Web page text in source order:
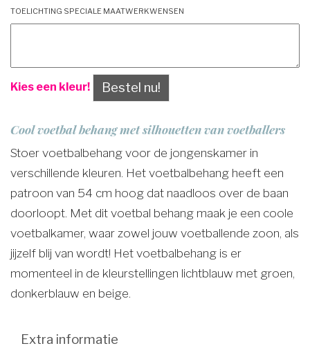
Toelichting speciale maatwerkwensen
Kies een kleur! Bestel nu!
Cool voetbal behang met silhouetten van voetballers
Stoer voetbalbehang voor de jongenskamer in
verschillende kleuren. Het voetbalbehang heeft een
patroon van 54 cm hoog dat naadloos over de baan
doorloopt. Met dit voetbal behang maak je een coole
voetbalkamer, waar zowel jouw voetballende zoon, als
jijzelf blij van wordt! Het voetbalbehang is er
momenteel in de kleurstellingen lichtblauw met groen,
donkerblauw en beige.
Extra informatie